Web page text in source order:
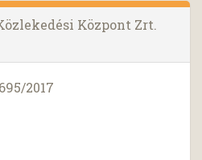
Központ Zrt.
2017